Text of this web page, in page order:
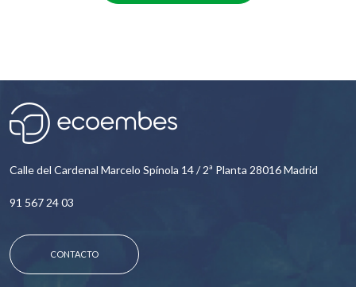
Calle del Cardenal Marcelo Spínola 14 / 2ª Planta 28016 Madrid
91 567 24 03
CONTACTO